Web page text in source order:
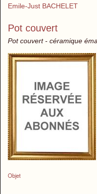
Emile-Just BACHELET
Pot couvert
Pot couvert - céramique
Objet